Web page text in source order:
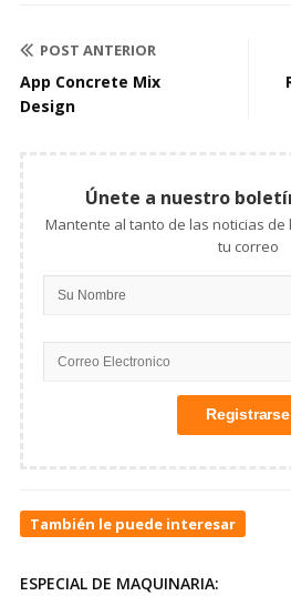
POST ANTERIOR
App Concrete Mix
Design
Únete a nuestro
Mantente al tanto de las noticias de la
tu correo
También le puede interesar
ESPECIAL DE MAQUINARIA: